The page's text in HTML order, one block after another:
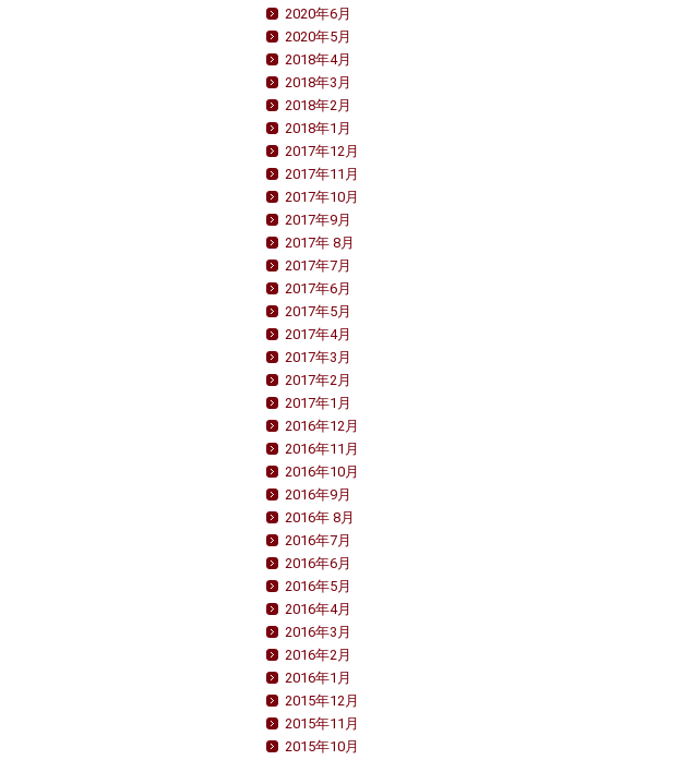
2020年6月
2020年5月
2018年4月
2018年3月
2018年2月
2018年1月
2017年12月
2017年11月
2017年10月
2017年9月
2017年 8月
2017年7月
2017年6月
2017年5月
2017年4月
2017年3月
2017年2月
2017年1月
2016年12月
2016年11月
2016年10月
2016年9月
2016年 8月
2016年7月
2016年6月
2016年5月
2016年4月
2016年3月
2016年2月
2016年1月
2015年12月
2015年11月
2015年10月